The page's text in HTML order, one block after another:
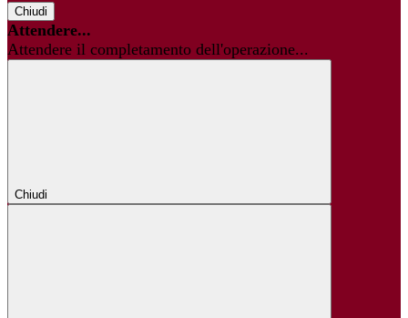
Chiudi
Attendere...
Attendere il completamento dell'operazione...
Chiudi